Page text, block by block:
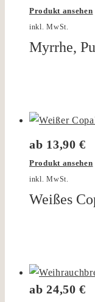
Produkt ansehen
inkl. MwSt.
Myrrhe,
ab 13,90€
Produkt ansehen
inkl. MwSt.
Weißes
ab24,50€